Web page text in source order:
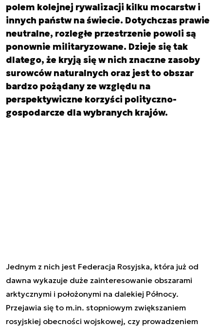
polem kolejnej rywalizacji kilku mocarstw i
innych państw na świecie. Dotychczas prawie
neutralne, rozległe przestrzenie powoli są
ponownie militaryzowane. Dzieje się tak
dlatego, że kryją się w nich znaczne zasoby
surowców naturalnych oraz jest to obszar
bardzo pożądany ze względu na
perspektywiczne korzyści polityczno-
gospodarcze dla wybranych krajów.
Jednym z nich jest Federacja Rosyjska, która już od
dawna wykazuje duże zainteresowanie obszarami
arktycznymi i położonymi na dalekiej Północy.
Przejawia się to m.in. stopniowym zwiększaniem
rosyjskiej obecności wojskowej, czy prowadzeniem